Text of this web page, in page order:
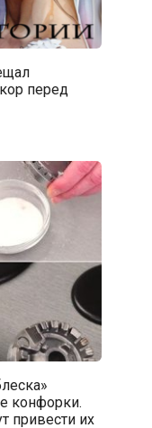
перед
конфорки.
привести их